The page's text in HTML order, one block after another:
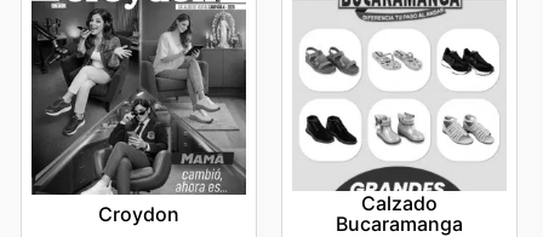
Croydon
Calzado
Bucaramanga